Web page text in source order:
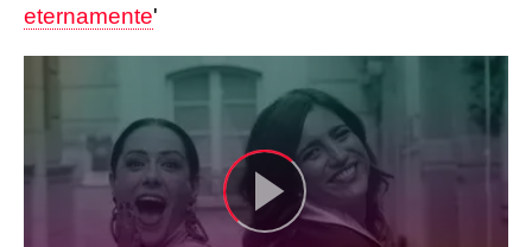
eternamente'